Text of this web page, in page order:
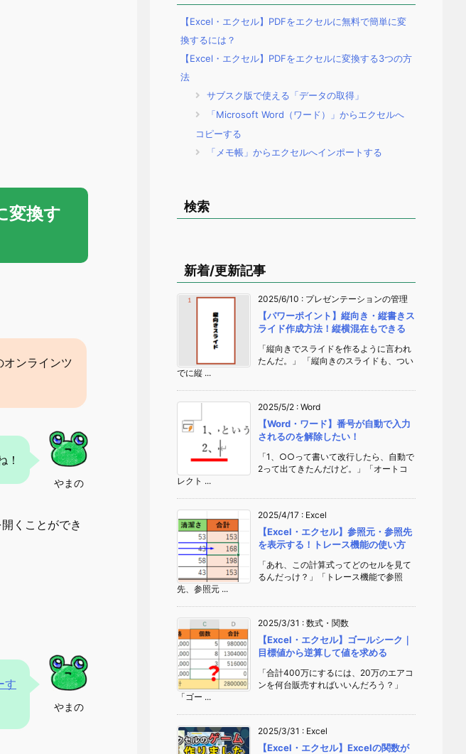
変換す
ンラインツ
やまの
！
くことができ
やまの
す
【Excel・エクセル】PDFをエクセルに無料で簡単に変
換するには？
【Excel・エクセル】PDFをエクセルに変換する3つの方
法
サブスク版で使える「データの取得」
「Microsoft Word（ワード）」からエクセルへ
コピーする
「メモ帳」からエクセルへインポートする
検索
新着/更新記事
2025/6/10 : プレゼンテーションの管理
【パワーポイント】縦向き・縦書きス
ライド作成方法！縦横混在もできる
「縦向きでスライドを作るように言われ
たんだ。」 「縦向きのスライドも、つい
でに縦 ...
2025/5/2 : Word
【Word・ワード】番号が自動で入力
されるのを解除したい！
「1、○○って書いて改行したら、自動で
2って出てきたんだけど。」「オートコ
レクト ...
2025/4/17 : Excel
【Excel・エクセル】参照元・参照先
を表示する！トレース機能の使い方
「あれ、この計算式ってどのセルを見て
るんだっけ？」「トレース機能で参照
先、参照元 ...
2025/3/31 : 数式・関数
【Excel・エクセル】ゴールシーク｜
目標値から逆算して値を求める
「合計400万にするには、20万のエアコ
ンを何台販売すればいいんだろう？」
「ゴー ...
2025/3/31 : Excel
【Excel・エクセル】Excelの関数が